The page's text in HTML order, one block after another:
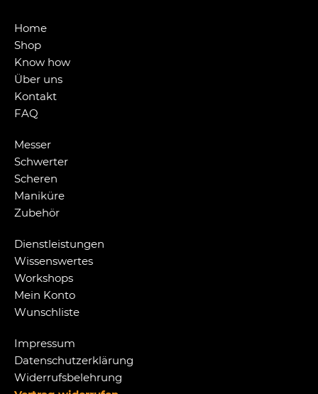
Home
Shop
Know how
Über uns
Kontakt
FAQ
Messer
Schwerter
Scheren
Maniküre
Zubehör
Dienstleistungen
Wissenswertes
Workshops
Mein Konto
Wunschliste
Impressum
Datenschutzerklärung
Widerrufsbelehrung